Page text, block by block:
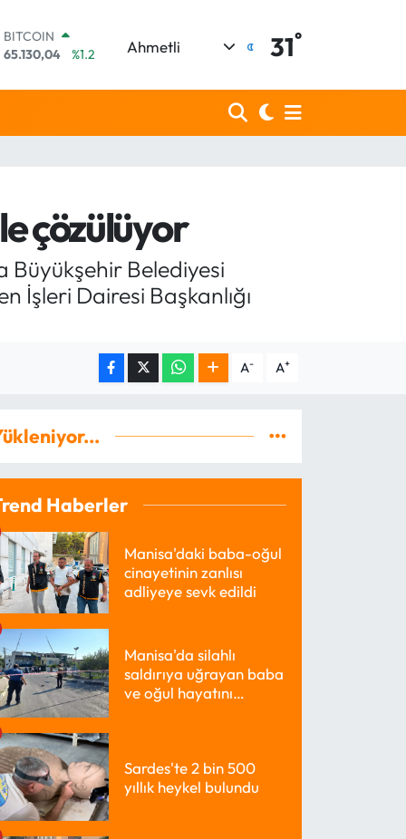
DOLAR
47,7106
%0.17
55,1652
%0.27
BITCOIN
65.130,04
%1.2
Ahmetli 31°
çözülüyor
Büyükşehir Belediyesi
İşleri Dairesi Başkanlığı
A- A+
Haberler
Manisa'daki baba-oğul
cinayetinin zanlısı
adliyeye sevk edildi
Manisa'da silahlı
saldırıya uğrayan baba
ve oğul hayatını
Sardes'te 2 bin 500
yıllık heykel bulundu